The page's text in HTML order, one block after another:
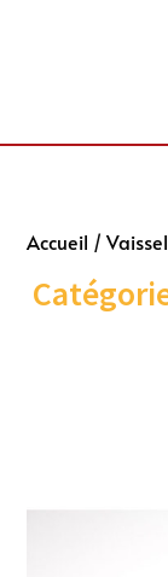
Accueil /